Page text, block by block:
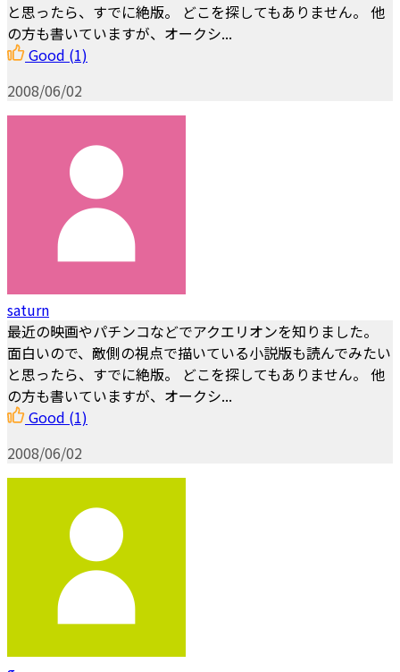
と思ったら、すでに絶版。 どこを探してもありません。 他
の方も書いていますが、オークシ...
Good (1)
2008/06/02
saturn
最近の映画やパチンコなどでアクエリオンを知りました。
面白いので、敵側の視点で描いている小説版も読んでみたい
と思ったら、すでに絶版。 どこを探してもありません。 他
の方も書いていますが、オークシ...
Good (1)
2008/06/02